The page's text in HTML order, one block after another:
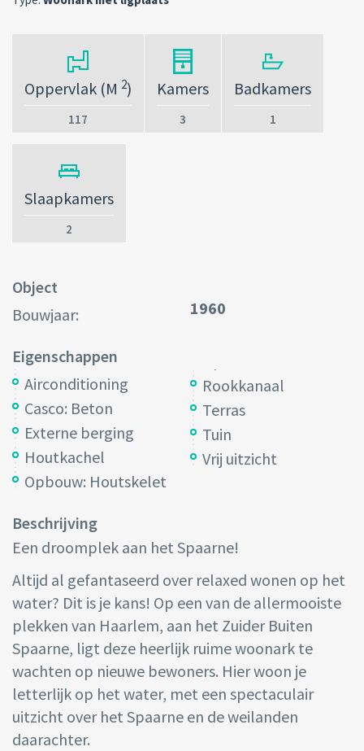
Oppervlak (M 2)
117
Kamers
3
Badkamers
1
Slaapkamers
2
Object
Bouwjaar:
1960
Eigenschappen
Airconditioning
Casco: Beton
Externe berging
Houtkachel
Opbouw: Houtskelet
Rookkanaal
Terras
Tuin
Vrij uitzicht
Beschrijving
Een droomplek aan het Spaarne!
Altijd al gefantaseerd over relaxed wonen op het
water? Dit is je kans! Op een van de allermooiste
plekken van Haarlem, aan het Zuider Buiten
Spaarne, ligt deze heerlijk ruime woonark te
wachten op nieuwe bewoners. Hier woon je
letterlijk op het water, met een spectaculair
uitzicht over het Spaarne en de weilanden
daarachter.